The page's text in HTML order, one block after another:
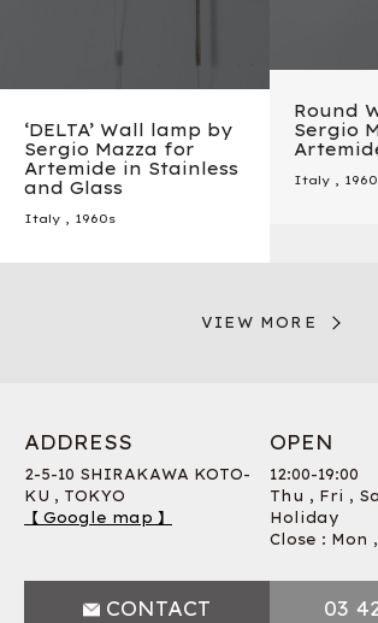
Round
Sergio
Italy ,
‘DELTA’ Wall lamp by
Sergio Mazza for
Artemide in Stainless
and Glass
Italy , 1960s
VIEW MORE
ADDRESS
2-5-10 SHIRAKAWA KOTO-
KU , TOKYO
【 Google map 】
OPEN
12:00-19:00
Thu , Fri ,
Holiday
Close : Mon
CONTACT 03